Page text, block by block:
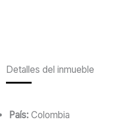
Detalles del inmueble
País: Colombia